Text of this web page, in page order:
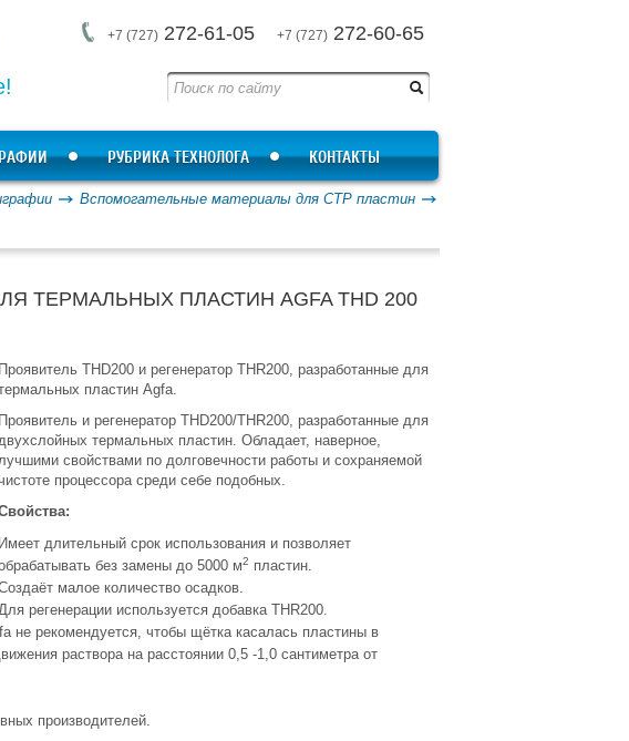
+7 (727) 272-61-05 +7 (727) 272-60-65
РУБРИКА ТЕХНОЛОГА КОНТАКТЫ
Вспомогательные материалы для СТР пластин
ТЕРМАЛЬНЫХ ПЛАСТИН AGFA THD 200
Проявитель THD200 и регенератор THR200, разработанные для
пластин Agfa.
Проявитель и регенератор THD200/THR200, разработанные для
термальных пластин. Обладает, наверное,
свойствами по долговечности работы и сохраняемой
процессора среди себе подобных.
Имеет длительный срок использования и позволяет
без замены до 5000 м2 пластин.
малое количество осадков.
регенерации используется добавка THR200.
не рекомендуется, чтобы щётка касалась пластины в
раствора на расстоянии 0,5 -1,0 сантиметра от
производителей.